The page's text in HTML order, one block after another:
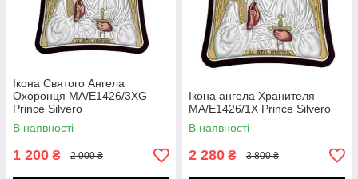
Ікона Святого Ангела
Охоронця MA/E1426/3XG
Prince Silvero
В наявності
1 200 ₴ 2 000 ₴
Ікона ангела Хранителя
MA/E1426/1X Prince Silvero
В наявності
2 280 ₴ 3 800 ₴